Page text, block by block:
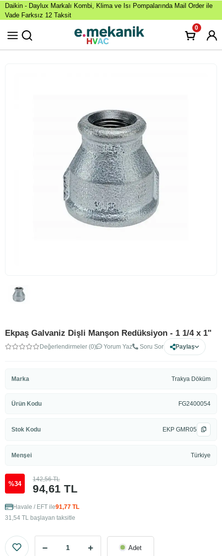
Daikin - Daylux Markalı Kombi, Klima ve Isı Pompalarında Mail Order ile
Vade Farksız 12 Taksit
0
Ekpaş Galvaniz Dişli Manşon Redüksiyon - 1 1/4 x 1"
Değerlendirmeler (0) Yorum Yaz Soru Sor Paylaş
Marka Trakya Döküm
Ürün Kodu FG2400054
Stok Kodu EKP GMR05
Menşei Türkiye
%34 94,61 TL
142,56 TL
Havale / EFT ile91,77 TL
31,54 TL başlayan taksitle
Adet